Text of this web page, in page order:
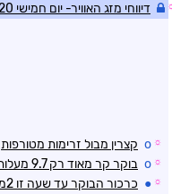
דיווחי מזג האוויר- יום חמישי 09/01/2020 2#
☼
o קצרין מבול זרימות מטורפות
☼
o בוקר קר מאוד רק 9.7 מעלות, מטפטף בחוץ
☼
● כרכור הבוקר עד שעה זו 2ממ